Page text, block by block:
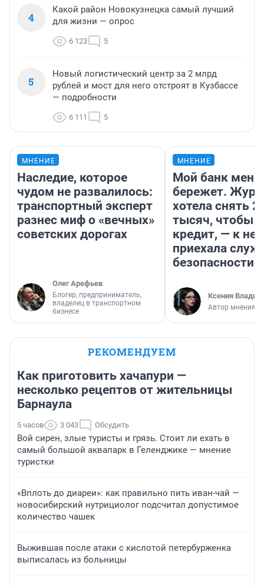
4
Какой район Новокузнецка самый лучший
для жизни — опрос
6 123 5
5
Новый логистический центр за 2 млрд
рублей и мост для него отстроят в Кузбассе
— подробности
6 111 5
МНЕНИЕ
Наследие, которое
чудом не развалилось:
транспортный эксперт
разнес миф о «вечных»
советских дорогах
Олег Арефьев
Блогер, предприниматель,
владелец в транспортном
бизнесе
МНЕНИЕ
Мой банк меня
бережет.
хотела снять
тысяч, чтобы
кредит, — к
приехала
безопасности
Ксения
Автор мнения
РЕКОМЕНДУЕМ
Как приготовить хачапури —
несколько рецептов от жительницы
Барнаула
5 часов 3 043 Обсудить
Вой сирен, злые туристы и грязь. Стоит ли ехать в
самый большой аквапарк в Геленджике — мнение
туристки
«Вплоть до диареи»: как правильно пить иван-чай —
новосибирский нутрициолог подсчитал допустимое
количество чашек
Выжившая после атаки с кислотой петербурженка
выписалась из больницы